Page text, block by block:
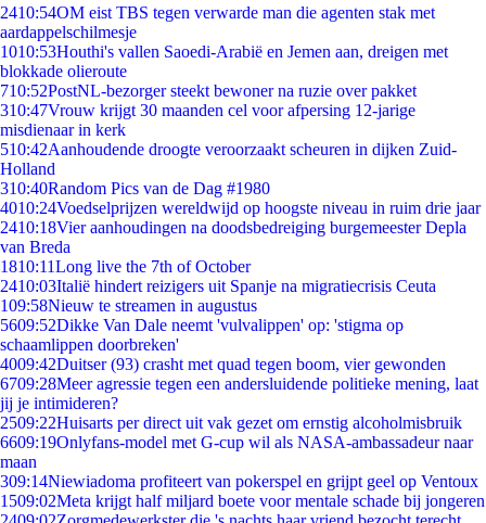
2410:54OM eist TBS tegen verwarde man die agenten stak met
aardappelschilmesje
1010:53Houthi's vallen Saoedi-Arabië en Jemen aan, dreigen met
blokkade olieroute
710:52PostNL-bezorger steekt bewoner na ruzie over pakket
310:47Vrouw krijgt 30 maanden cel voor afpersing 12-jarige
misdienaar in kerk
510:42Aanhoudende droogte veroorzaakt scheuren in dijken Zuid-
Holland
310:40Random Pics van de Dag #1980
4010:24Voedselprijzen wereldwijd op hoogste niveau in ruim drie jaar
2410:18Vier aanhoudingen na doodsbedreiging burgemeester Depla
van Breda
1810:11Long live the 7th of October
2410:03Italië hindert reizigers uit Spanje na migratiecrisis Ceuta
109:58Nieuw te streamen in augustus
5609:52Dikke Van Dale neemt 'vulvalippen' op: 'stigma op
schaamlippen doorbreken'
4009:42Duitser (93) crasht met quad tegen boom, vier gewonden
6709:28Meer agressie tegen een andersluidende politieke mening, laat
jij je intimideren?
2509:22Huisarts per direct uit vak gezet om ernstig alcoholmisbruik
6609:19Onlyfans-model met G-cup wil als NASA-ambassadeur naar
maan
309:14Niewiadoma profiteert van pokerspel en grijpt geel op Ventoux
1509:02Meta krijgt half miljard boete voor mentale schade bij jongeren